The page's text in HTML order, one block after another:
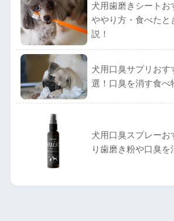
犬用歯磨きシートお
ややり方・食べたと
説！
犬用口臭サプリおす
選！口臭を消す食べ
犬用口臭スプレーお
り歯磨き粉や口臭を